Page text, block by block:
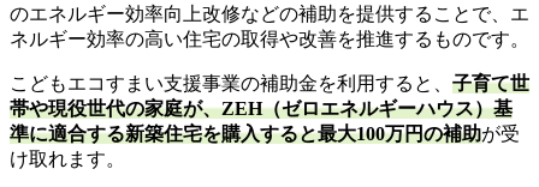
のエネルギー効率向上改修などの補助を提供することで、エ
ネルギー効率の高い住宅の取得や改善を推進するものです。
こどもエコすまい支援事業の補助金を利用すると、 子育て世
帯や現役世代の家庭が、ZEH（ゼロエネルギーハウス）基
準に適合する新築住宅を購入すると最大100万円の補助が受
け取れます。